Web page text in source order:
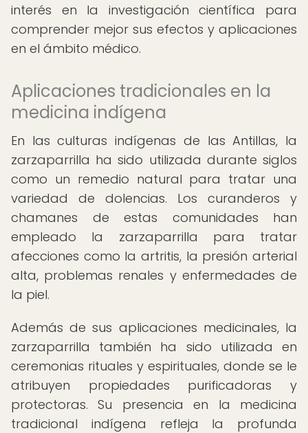
interés en la investigación científica para
comprender mejor sus efectos y aplicaciones
en el ámbito médico.
Aplicaciones tradicionales en la
medicina indígena
En las culturas indígenas de las Antillas, la
zarzaparrilla ha sido utilizada durante siglos
como un remedio natural para tratar una
variedad de dolencias. Los curanderos y
chamanes de estas comunidades han
empleado la zarzaparrilla para tratar
afecciones como la artritis, la presión arterial
alta, problemas renales y enfermedades de
la piel.
Además de sus aplicaciones medicinales, la
zarzaparrilla también ha sido utilizada en
ceremonias rituales y espirituales, donde se le
atribuyen propiedades purificadoras y
protectoras. Su presencia en la medicina
tradicional indígena refleja la profunda